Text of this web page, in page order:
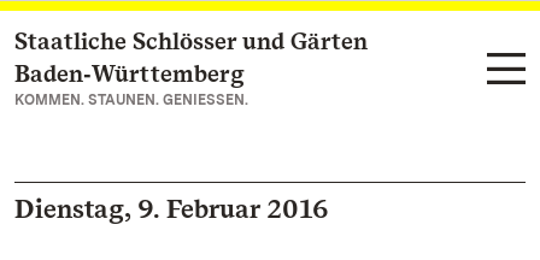
Zum Hauptinhalt springen
Staatliche Schlösser und Gärten
Baden‑Württemberg
KOMMEN. STAUNEN. GENIESSEN.
Dienstag, 9. Februar 2016